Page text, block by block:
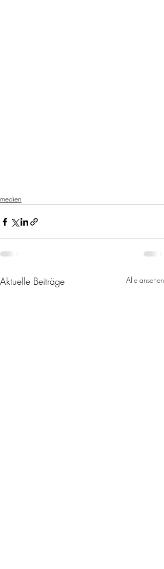
medien
Aktuelle Beiträge Alle ansehen